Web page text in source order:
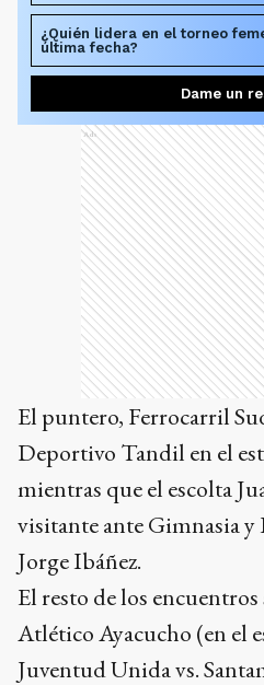
¿Quién lidera en el torneo
última fecha?
Dame un
Ads
El puntero, Ferrocarril
Deportivo Tandil en el
mientras que el escolta
visitante ante Gimnasia y
Jorge Ibáñez.
El resto de los
Atlético Ayacucho (en el
Juventud Unida vs.